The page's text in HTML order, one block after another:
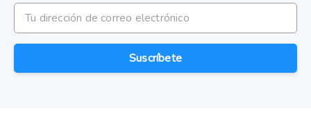
Tu dirección de correo electrónico
Suscríbete